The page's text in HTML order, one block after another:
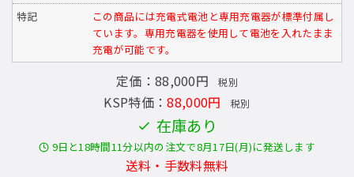
特記
この商品には充電式電池と専用充電器が標準付属し
ています。専用充電器を使用して電池を入れたまま
充電が可能です。
定価：88,000円 税別
KSP特価：88,000円 税別
在庫あり
9日と18時間11分以内の注文で8月17日(月)に発送します
送料・手数料無料